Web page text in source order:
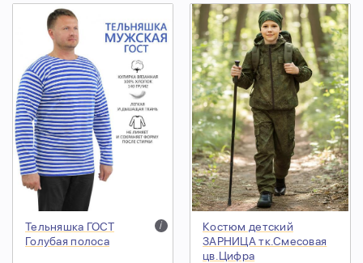
Тельняшка ГОСТ
Голубая полоса
i
Костюм детский
ЗАРНИЦА тк.Смесовая
цв.Цифра